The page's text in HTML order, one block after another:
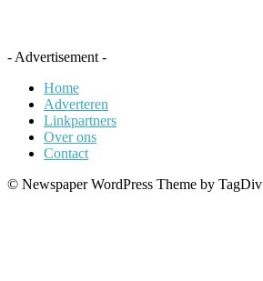
- Advertisement -
Home
Adverteren
Linkpartners
Over ons
Contact
© Newspaper WordPress Theme by TagDiv